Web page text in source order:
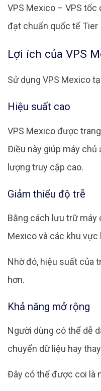
VPS Mexico – VPS tốc
đạt chuẩn quốc tế Tier
Lợi ích của VPS
Sử dụng VPS Mexico
Hiệu suất cao
VPS Mexico được
Điều này giúp máy
lượng truy cập cao.
Giảm thiểu độ trễ
Bằng cách lưu trữ máy
Mexico và các khu vực
Nhờ đó, hiệu suất của
hơn.
Khả năng mở rộng
Người dùng có thể dễ
chuyển dữ liệu hay
Đây có thể được coi là